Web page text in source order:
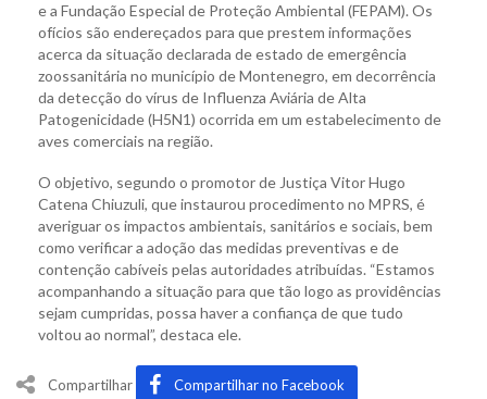
e a Fundação Especial de Proteção Ambiental (FEPAM). Os
ofícios são endereçados para que prestem informações
acerca da situação declarada de estado de emergência
zoossanitária no município de Montenegro, em decorrência
da detecção do vírus de Influenza Aviária de Alta
Patogenicidade (H5N1) ocorrida em um estabelecimento de
aves comerciais na região.
O objetivo, segundo o promotor de Justiça Vitor Hugo
Catena Chiuzuli, que instaurou procedimento no MPRS, é
averiguar os impactos ambientais, sanitários e sociais, bem
como verificar a adoção das medidas preventivas e de
contenção cabíveis pelas autoridades atribuídas. “Estamos
acompanhando a situação para que tão logo as providências
sejam cumpridas, possa haver a confiança de que tudo
voltou ao normal”, destaca ele.
Compartilhar Compartilhar no Facebook